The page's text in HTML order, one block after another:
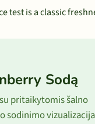
test is a classic
Sodą
pritaikytomis šalno
sodinimo